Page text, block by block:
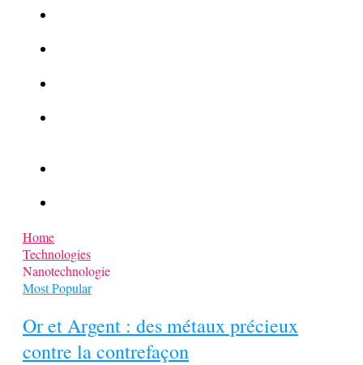
Home
Technologies
Nanotechnologie
Most Popular
Or et Argent : des métaux précieux
contre la contrefaçon